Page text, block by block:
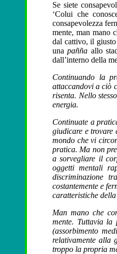
Se siete
‘Colui che
consapevolezza
mente, man mano
dal cattivo, il
unapañña allo
dall’interno della
Continuando la
attaccandovi a ciò
risenta. Nello
energia.
Continuate a
giudicare e trovare
mondo che vi
pratica. Ma non
a sorvegliare il
oggetti mentali
discriminazione
costantemente e
caratteristiche
Man mano che
mente. Tuttavia
(assorbimento
relativamente alla
troppo la propria